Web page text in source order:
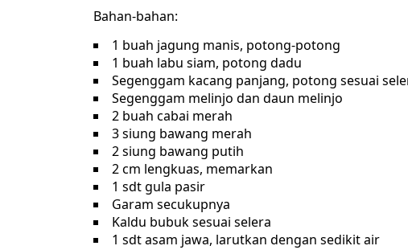
Bahan-bahan:
1 buah jagung manis, potong-potong
1 buah labu siam, potong dadu
Segenggam kacang panjang, potong sesuai
Segenggam melinjo dan daun melinjo
2 buah cabai merah
3 siung bawang merah
2 siung bawang putih
2 cm lengkuas, memarkan
1 sdt gula pasir
Garam secukupnya
Kaldu bubuk sesuai selera
1 sdt asam jawa, larutkan dengan sedikit air